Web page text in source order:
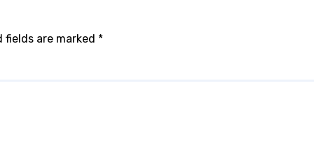
fields are marked *